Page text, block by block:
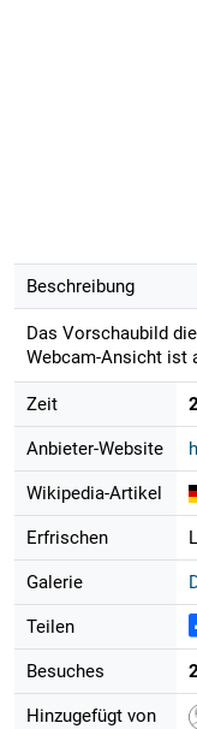
Beschreibung
Das Vorschaubild
Webcam-Ansicht ist
Zeit
Anbieter-Website
Wikipedia-Artikel
Erfrischen
Galerie
Teilen
Besuches
Hinzugefügt von